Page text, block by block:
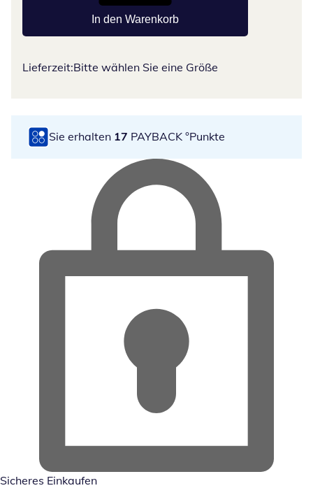
In den Warenkorb
Lieferzeit:Bitte wählen Sie eine Größe
Sie erhalten 17 PAYBACK °Punkte
Sicheres Einkaufen